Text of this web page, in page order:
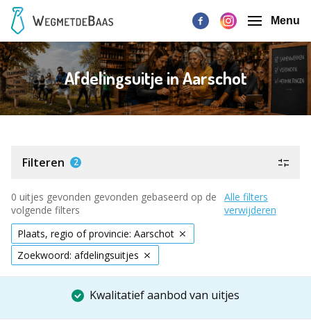
Menu
Afdelingsuitje in Aarschot
Filteren 2
0 uitjes gevonden gevonden gebaseerd op de
volgende filters
Alle filters
verwijderen
Plaats, regio of provincie: Aarschot
Zoekwoord: afdelingsuitjes
Kwalitatief aanbod van uitjes